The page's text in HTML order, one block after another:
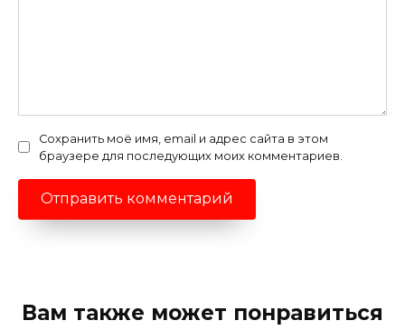
Сохранить моё имя, email и адрес сайта в этом
браузере для последующих моих комментариев.
Вам также может понравиться